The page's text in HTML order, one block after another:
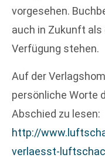
vorgesehen.
auch in Zukunft
Verfügung stehen.
Auf der
persönliche Worte
Abschied zu lesen:
http://
verlaesst-